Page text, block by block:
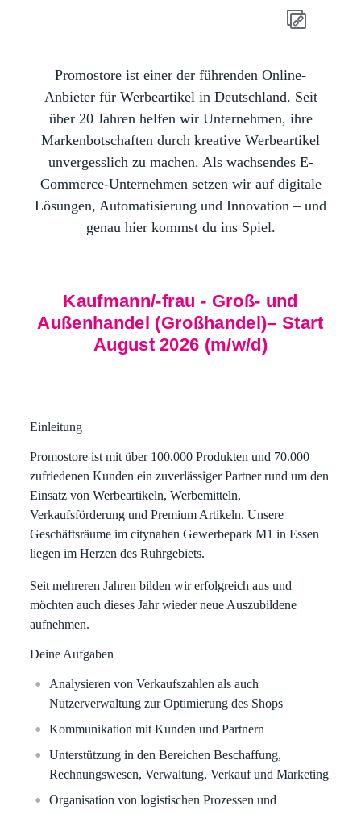
Promostore ist einer der führenden Online-
Anbieter für Werbeartikel in Deutschland. Seit
über 20 Jahren helfen wir Unternehmen, ihre
Markenbotschaften durch kreative Werbeartikel
unvergesslich zu machen. Als wachsendes E-
Commerce-Unternehmen setzen wir auf digitale
Lösungen, Automatisierung und Innovation – und
genau hier kommst du ins Spiel.
Kaufmann/-frau - Groß- und
Außenhandel (Großhandel)– Start
August 2026 (m/w/d)
Einleitung
Promostore ist mit über 100.000 Produkten und 70.000
zufriedenen Kunden ein zuverlässiger Partner rund um den
Einsatz von Werbeartikeln, Werbemitteln,
Verkaufsförderung und Premium Artikeln. Unsere
Geschäftsräume im citynahen Gewerbepark M1 in Essen
liegen im Herzen des Ruhrgebiets.
Seit mehreren Jahren bilden wir erfolgreich aus und
möchten auch dieses Jahr wieder neue Auszubildene
aufnehmen.
Deine Aufgaben
Analysieren von Verkaufszahlen als auch
Nutzerverwaltung zur Optimierung des Shops
Kommunikation mit Kunden und Partnern
Unterstützung in den Bereichen Beschaffung,
Rechnungswesen, Verwaltung, Verkauf und Marketing
Organisation von logistischen Prozessen und